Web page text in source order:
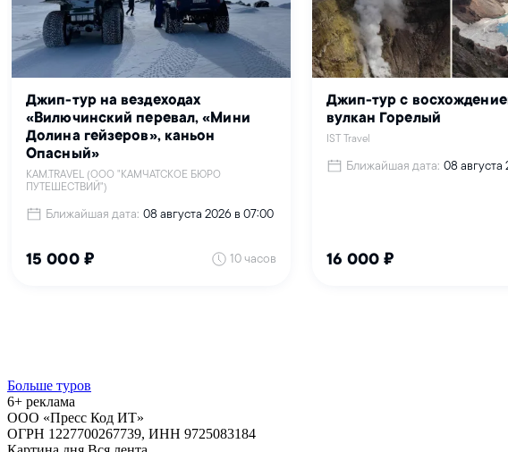
Больше туров
6+ реклама
ООО «Пресс Код ИТ»
ОГРН 1227700267739, ИНН 9725083184